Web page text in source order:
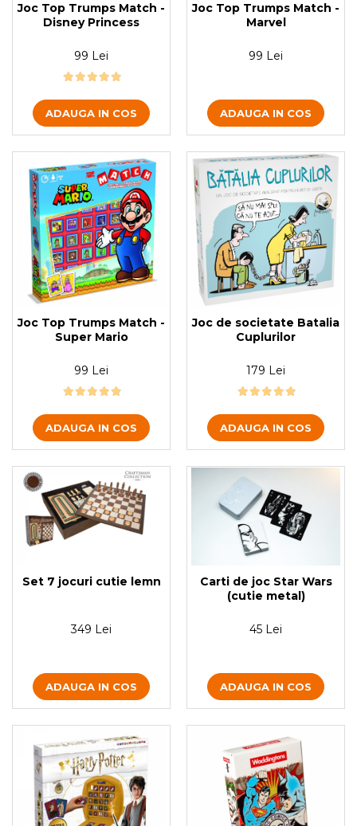
Joc Top Trumps Match -
Disney Princess
99 Lei
ADAUGA IN COS
Joc Top Trumps Match -
Marvel
99 Lei
ADAUGA IN COS
Joc Top Trumps Match -
Super Mario
99 Lei
ADAUGA IN COS
Joc de societate Batalia
Cuplurilor
179 Lei
ADAUGA IN COS
Set 7 jocuri cutie lemn
349 Lei
ADAUGA IN COS
Carti de joc Star Wars
(cutie metal)
45 Lei
ADAUGA IN COS